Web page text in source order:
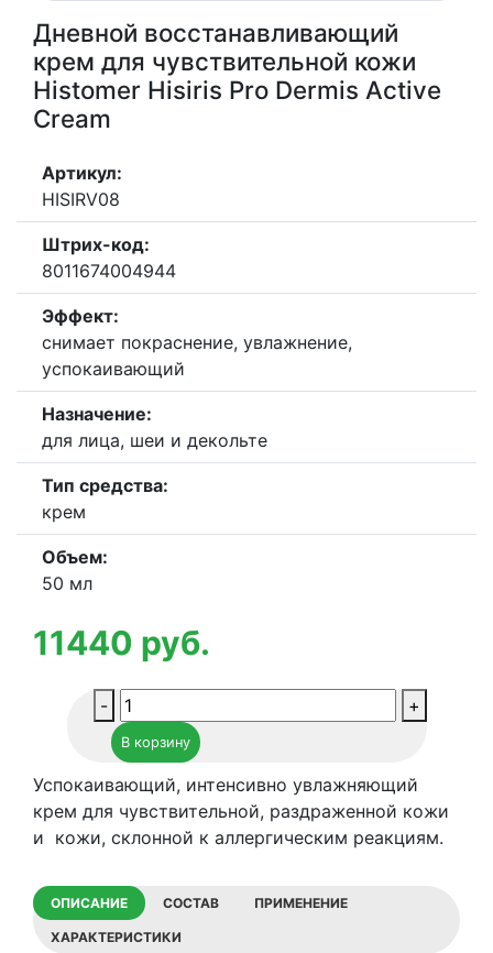
Дневной восстанавливающий
крем для чувствительной кожи
Histomer Hisiris Pro Dermis Active
Cream
Артикул:
HISIRV08
Штрих-код:
8011674004944
Эффект:
снимает покраснение, увлажнение,
успокаивающий
Назначение:
для лица, шеи и декольте
Тип средства:
крем
Объем:
50 мл
11440 руб.
Количество
товара
Дневной
восстанавливающий
крем
для
кожи
Histomer
Hisiris
- +
В корзину
Успокаивающий, интенсивно увлажняющий
крем для чувствительной, раздраженной кожи
и кожи, склонной к аллергическим реакциям.
ОПИСАНИЕ СОСТАВ ПРИМЕНЕНИЕ
ХАРАКТЕРИСТИКИ